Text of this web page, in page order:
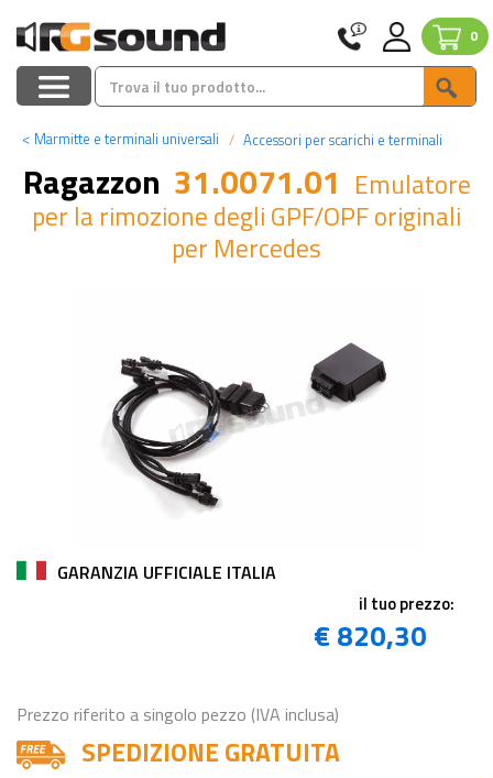
0
< Marmitte e terminali universali Accessori per scarichi e terminali
Ragazzon 31.0071.01 Emulatore
per la rimozione degli GPF/OPF originali
per Mercedes
GARANZIA UFFICIALE ITALIA
il tuo prezzo:
€ 820,30
Prezzo riferito a singolo pezzo (IVA inclusa)
SPEDIZIONE GRATUITA